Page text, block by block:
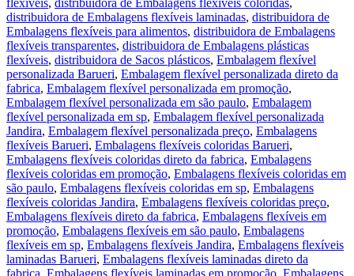
flexíveis, distribuidora de Embalagens flexíveis coloridas,
distribuidora de Embalagens flexíveis laminadas, distribuidora de
Embalagens flexíveis para alimentos, distribuidora de Embalagens
flexíveis transparentes, distribuidora de Embalagens plásticas
flexíveis, distribuidora de Sacos plásticos, Embalagem flexível
personalizada Barueri, Embalagem flexível personalizada direto da
fabrica, Embalagem flexível personalizada em promoção,
Embalagem flexível personalizada em são paulo, Embalagem
flexível personalizada em sp, Embalagem flexível personalizada
Jandira, Embalagem flexível personalizada preço, Embalagens
flexíveis Barueri, Embalagens flexíveis coloridas Barueri,
Embalagens flexíveis coloridas direto da fabrica, Embalagens
flexíveis coloridas em promoção, Embalagens flexíveis coloridas em
são paulo, Embalagens flexíveis coloridas em sp, Embalagens
flexíveis coloridas Jandira, Embalagens flexíveis coloridas preço,
Embalagens flexíveis direto da fabrica, Embalagens flexíveis em
promoção, Embalagens flexíveis em são paulo, Embalagens
flexíveis em sp, Embalagens flexíveis Jandira, Embalagens flexíveis
laminadas Barueri, Embalagens flexíveis laminadas direto da